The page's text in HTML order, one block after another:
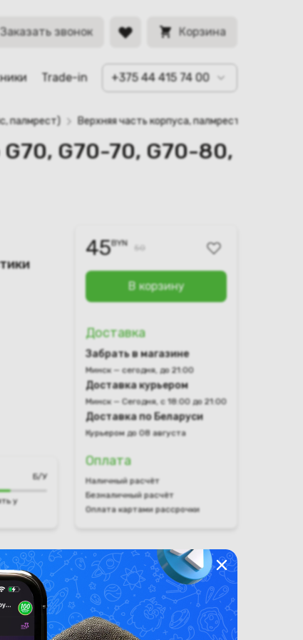
Заказать звонок Корзина
Trade-in +375 44 415 74 00
80
BYN
палмрест) Верхняя часть корпуса, палмрест) для
G70, G70-70, G70-80,
Б/У
у
45BYN 50
В корзину
Доставка
Забрать в магазине
Минск — сегодня, до 21:00
Доставка курьером
Минск — Сегодня, с 18:00 до 21:00
Доставка по Беларуси
Курьером до 08 августа
Оплата
Наличный расчёт
Безналичный расчёт
Оплата картами рассрочки